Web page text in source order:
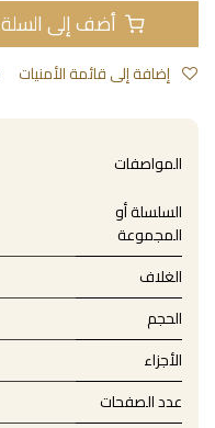
أضف إلى السلة
المواصفات
السلسلة أو
المجموعة
الغلاف
الحجم
الأجزاء
عدد الصفحات